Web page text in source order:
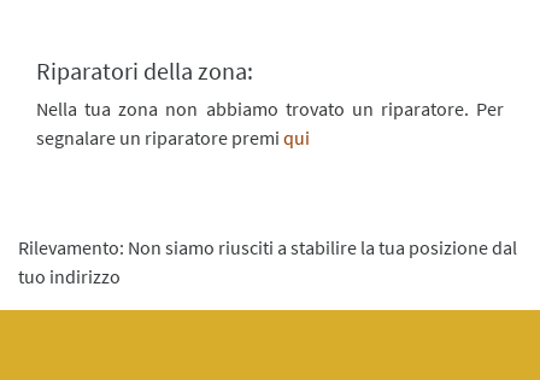
Riparatori della zona:
Nella tua zona non abbiamo trovato un riparatore. Per
segnalare un riparatore premi qui
Rilevamento: Non siamo riusciti a stabilire la tua posizione dal
tuo indirizzo